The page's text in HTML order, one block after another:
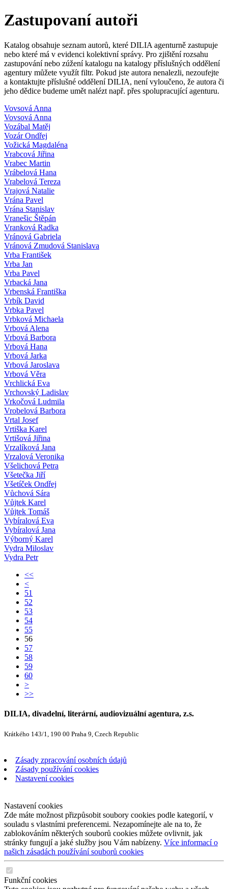
Zastupovaní autoři
Katalog obsahuje seznam autorů, které DILIA agenturně zastupuje
nebo které má v evidenci kolektivní správy. Pro zjištění rozsahu
zastupování nebo zúžení katalogu na katalogy příslušných oddělení
agentury můžete využít filtr. Pokud jste autora nenalezli, nezoufejte
a kontaktujte příslušné oddělení DILIA, není vyloučeno, že autora či
jeho dědice budeme umět nalézt např. přes spolupracující agenturu.
Vovsová Anna
Vovsová Anna
Vozábal Matěj
Vozár Ondřej
Vožická Magdaléna
Vrabcová Jiřina
Vrabec Martin
Vrábelová Hana
Vrabelová Tereza
Vrajová Natalie
Vrána Pavel
Vrána Stanislav
Vranešic Štěpán
Vranková Radka
Vránová Gabriela
Vránová Zmudová Stanislava
Vrba František
Vrba Jan
Vrba Pavel
Vrbacká Jana
Vrbenská Františka
Vrbík David
Vrbka Pavel
Vrbková Michaela
Vrbová Alena
Vrbová Barbora
Vrbová Hana
Vrbová Jarka
Vrbová Jaroslava
Vrbová Věra
Vrchlická Eva
Vrchovský Ladislav
Vrkočová Ludmila
Vrobelová Barbora
Vrtal Josef
Vrtiška Karel
Vrtišová Jiřina
Vrzalíková Jana
Vrzalová Veronika
Všelichová Petra
Všetečka Jiří
Všetíček Ondřej
Vůchová Sára
Vůjtek Karel
Vůjtek Tomáš
Vybíralová Eva
Vybíralová Jana
Výborný Karel
Vydra Miloslav
Vydra Petr
<<
<
51
52
53
54
55
56
57
58
59
60
>
>>
DILIA, divadelní, literární, audiovizuální agentura, z.s.
Krátkého 143/1, 190 00 Praha 9, Czech Republic
Zásady zpracování osobních údajů
Zásady používání cookies
Nastavení cookies
Nastavení cookies
Zde máte možnost přizpůsobit soubory cookies podle kategorií, v
souladu s vlastními preferencemi. Nezapomínejte ale na to, že
zablokováním některých souborů cookies můžete ovlivnit, jak
stránky fungují a jaké služby jsou Vám nabízeny. Více informací o
našich zásadách používání souborů cookies
Funkční cookies